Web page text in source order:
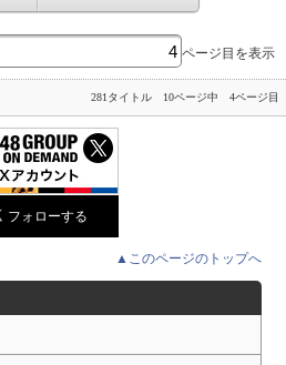
ページ目を表示
281タイトル 10ページ中 4ページ目
▲このページのトップへ